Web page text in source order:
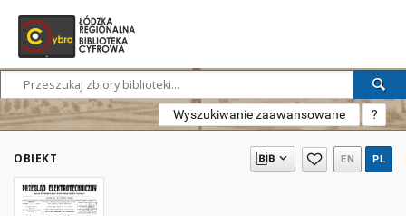
Wyszukiwanie zaawansowane ?
OBIEKT EN PL